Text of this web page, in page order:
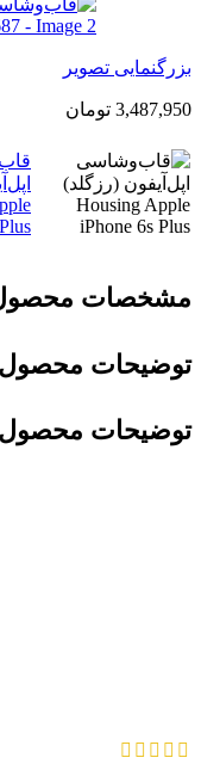
بزرگنمایی تصویر
3,487,950 تومان
مشخصات
توضیحات محصول
توضیحات محصول